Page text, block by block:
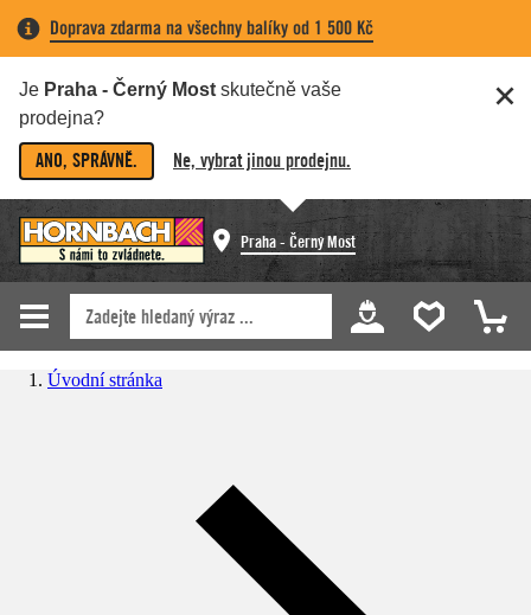
Doprava zdarma na všechny balíky od 1 500 Kč
Je Praha - Černý Most skutečně vaše
prodejna?
ANO, SPRÁVNĚ. Ne, vybrat jinou prodejnu.
Praha - Černý Most
Úvodní stránka